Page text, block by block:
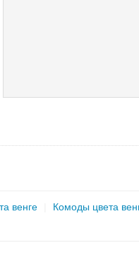
венге Комоды цвета